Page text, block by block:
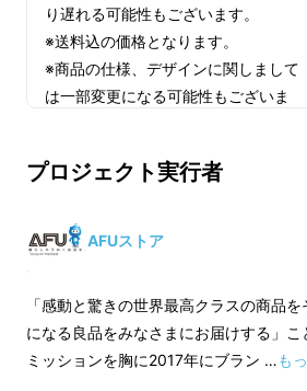
り遅れる可能性もございます。
※送料込の価格となります。
※商品の仕様、デザインに関しまして
は一部変更になる可能性もございま
プロジェクト実行者
AFUストア
「感動と驚きの世界最高クラスの商品
になる良品をみなさまにお届けする」
ミッションを胸に2017年にブラン …も